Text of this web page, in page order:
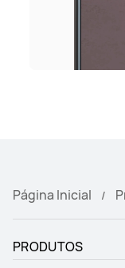
terceiros.
Página Inicial
PRODUTOS